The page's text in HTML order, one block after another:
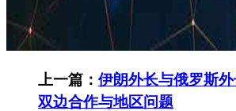
上一篇： 伊朗外长与俄罗斯
双边合作与地区问题